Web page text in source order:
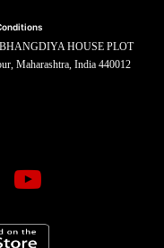
HOUSE PLOT
Maharashtra, India 440012